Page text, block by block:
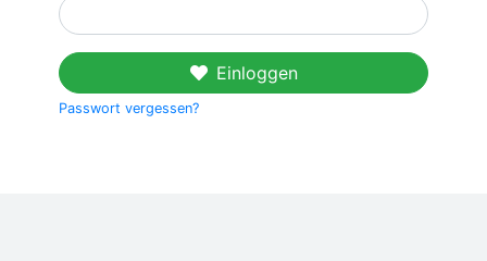
Einloggen
Passwort vergessen?